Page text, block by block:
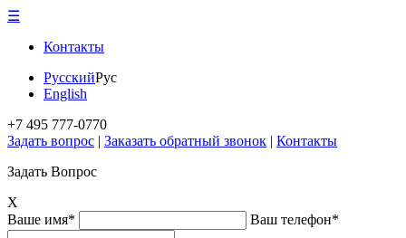
☰
Контакты
РусскийРус
English
+7 495 777-0770
Задать вопрос | Заказать обратный звонок | Контакты
Задать Вопрос
X
Ваше имя*
Ваш телефон*